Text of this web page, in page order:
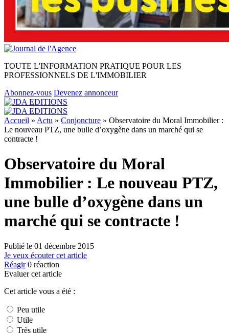
TOUTE L'INFORMATION PRATIQUE POUR LES
PROFESSIONNELS DE L'IMMOBILIER
Abonnez-vous Devenez annonceur
Accueil » Actu » Conjoncture » Observatoire du Moral Immobilier :
Le nouveau PTZ, une bulle d’oxygène dans un marché qui se
contracte !
Observatoire du Moral
Immobilier : Le nouveau PTZ,
une bulle d’oxygène dans un
marché qui se contracte !
Publié le 01 décembre 2015
Je veux écouter cet article
Réagir 0 réaction
Evaluer cet article
Cet article vous a été :
Peu utile
Utile
Très utile